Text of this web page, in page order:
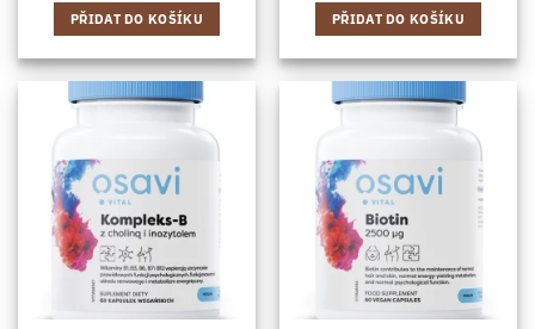
PŘIDAT DO KOŠÍKU PŘIDAT DO KOŠÍKU